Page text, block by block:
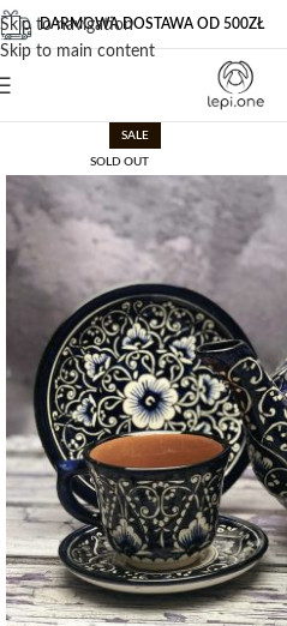
Skip to navigation
Skip to main content
DARMOWA DOSTAWA OD 500ZŁ
SALE
SOLD OUT